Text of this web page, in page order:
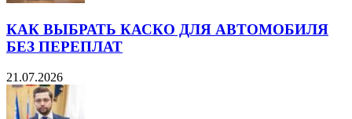
КАК ВЫБРАТЬ КАСКО ДЛЯ АВТОМОБИЛЯ
БЕЗ ПЕРЕПЛАТ
21.07.2026